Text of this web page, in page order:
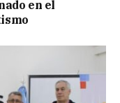
en el